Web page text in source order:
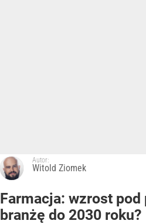
Autor:
Witold Ziomek
Farmacja: wzrost
branżę do 2030 roku?